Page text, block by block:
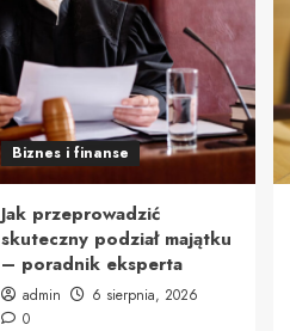
Biznes i finanse
Jak przeprowadzić
skuteczny podział majątku
– poradnik eksperta
admin
6 sierpnia, 2026
0